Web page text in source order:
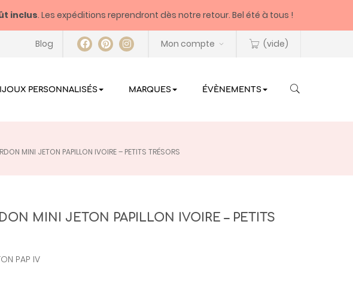
inclus. Les expéditions reprendront dès notre retour. Bel été à tous !
Blog Mon compte (vide)
PERSONNALISÉS MARQUES ÉVÈNEMENTS
MINI JETON PAPILLON IVOIRE – PETITS TRÉSORS
MINI JETON PAPILLON IVOIRE – PETITS
PAP IV